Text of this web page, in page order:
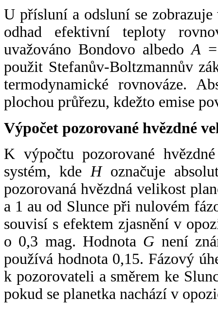
U přísluní a odsluní se
odhad efektivní teploty
uvažováno Bondovo albedoA
použit Stefanův-Boltzmannův
termodynamické rovnováze.
plochou průřezu, kdežto emise
Výpočet pozorované hvězdné
K výpočtu pozorované
systém, kde Hoznačuje
pozorovaná hvězdná velikost
a 1 au od Slunce při nulovém
souvisí s efektem zjasnění v
o 0,3 mag. Hodnota G není
používá hodnota 0,15. Fázový
k pozorovateli a směrem ke
pokud se planetka nachází v